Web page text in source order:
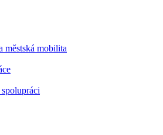
městská mobilita